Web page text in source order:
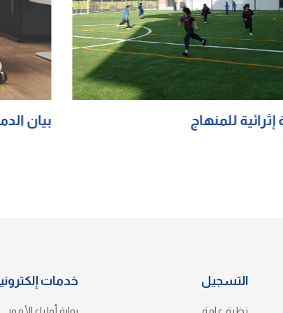
بيان الدمج التربوي
التسجيل
نظرة عامة
خدمات
بوابة أولياء الأمور